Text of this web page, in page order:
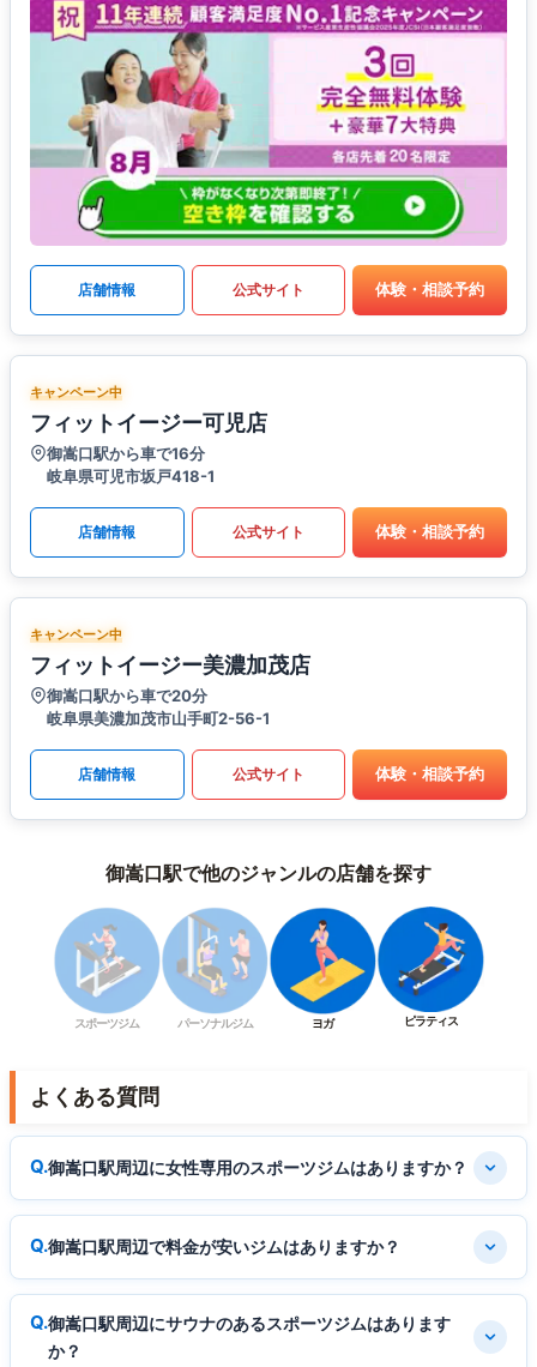
店舗情報 公式サイト 体験・相談予約
キャンペーン中
フィットイージー可児店
御嵩口駅から車で16分
岐阜県可児市坂戸418-1
店舗情報 公式サイト 体験・相談予約
キャンペーン中
フィットイージー美濃加茂店
御嵩口駅から車で20分
岐阜県美濃加茂市山手町2-56-1
店舗情報 公式サイト 体験・相談予約
御嵩口駅で他のジャンルの店舗を探す
スポーツジム パーソナルジム ヨガ ピラティス
よくある質問
御嵩口駅周辺に女性専用のスポーツジムはありますか？
御嵩口駅周辺で料金が安いジムはありますか？
御嵩口駅周辺にサウナのあるスポーツジムはあります
か？